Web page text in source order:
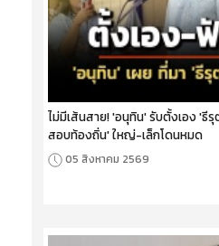
ไม่มีเส้นสาย! 'อนุทิน' รับตั้งเอง 'ธี
สอบท้องถิ่น' ใหญ่-เล็กโดนหมด
05 สิงหาคม 2569